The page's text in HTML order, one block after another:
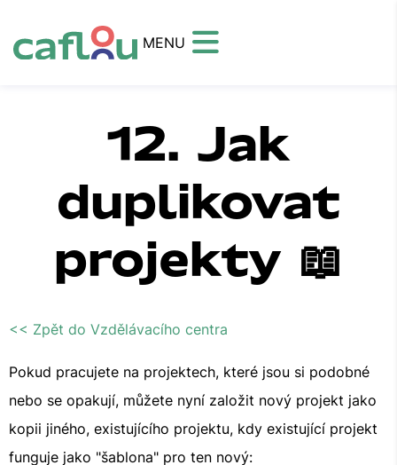
MENU
12. Jak
duplikovat
projekty 📖
<< Zpět do Vzdělávacího centra
Pokud pracujete na projektech, které jsou si podobné
nebo se opakují, můžete nyní založit nový projekt jako
kopii jiného, existujícího projektu, kdy existující projekt
funguje jako "šablona" pro ten nový:​